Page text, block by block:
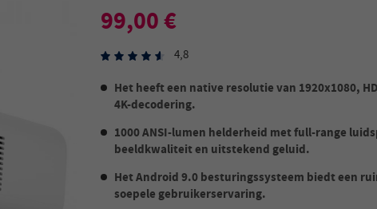
99,00 €
4,8
Het heeft een native resolutie van 1920x1080,
4K-decodering.
1000 ANSI-lumen helderheid met full-range
beeldkwaliteit en uitstekend geluid.
Het Android 9.0 besturingssysteem biedt een
soepele gebruikerservaring.